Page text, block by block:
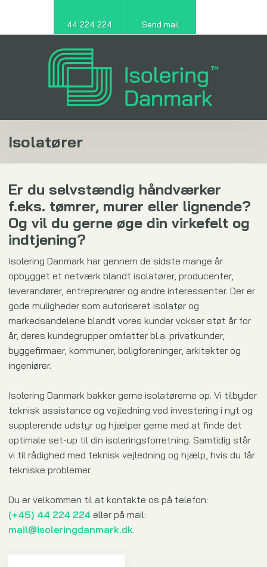
44 224 224 Send mail
Isolatører
Er du selvstændig håndværker
f.eks. tømrer, murer eller lignende?
Og vil du gerne øge din virkefelt og
indtjening?
​Isolering Danmark har gennem de sidste mange år
opbygget et netværk blandt isolatører, producenter,
leverandører, entreprenører​ og andre interessenter. Der er
gode muligheder som autoriseret isolatør og
markedsandelene blandt vores kunder vokser støt år for
år, deres kundegrupper omfatter bl.a. privatkunder,
byggefirmaer, kommuner, boligforeninger, arkitekter og
ingeniører.
Isolering Danmark bakker gerne isolatørerne op. Vi tilbyder
teknisk assistance og vejledning ved investering i nyt og
supplerende udstyr og hjælper gerne med at finde det
optimale set-up til din isoleringsforretning. Samtidig står
vi til rådighed med teknisk vejledning og hjælp, hvis du får
tekniske problemer.
Du er velkommen til at kontakte os på telefon:
(+45) 44 224 224 eller på mail:
mail@isoleringdanmark.dk.